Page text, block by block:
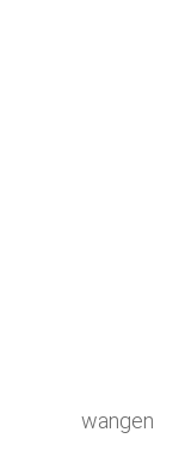
wangen